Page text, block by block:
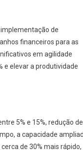
implementação de
financeiros para as
em agilidade
e elevar a produtividade
5% e 15%, redução de
a capacidade
de 30% mais rápido,